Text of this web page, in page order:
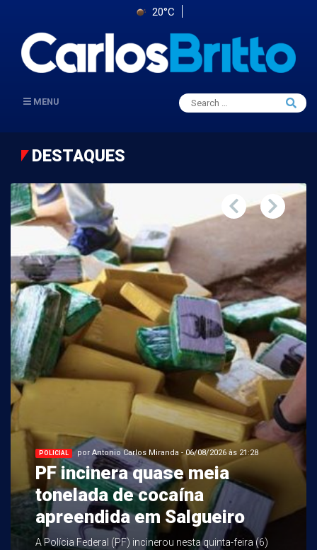
20°C
MENU
Search
for:
Search
DESTAQUES
POLICIAL por Antonio Carlos Miranda - 06/08/2026 às 21:28
PF incinera quase meia
tonelada de cocaína
apreendida em Salgueiro
A Polícia Federal (PF) incinerou nesta quinta-feira (6)